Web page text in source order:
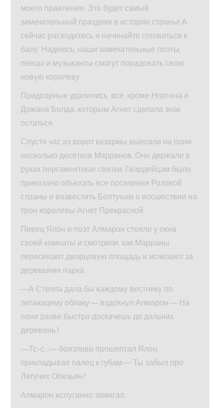
моего правления. Это будет самый
замечательный праздник в истории страны! А
сейчас расходитесь и начинайте готовиться к
балу. Надеюсь, наши замечательные поэты,
певцы и музыканты смогут порадовать свою
новую королеву.
Придворные удалились, все, кроме Норгона и
Дожана Болда, которым Агнет сделала знак
остаться.
Спустя час из ворот казармы выехали на пони
несколько десятков Марранов. Они держали в
руках пергаментные свитки. Гвардейцам было
приказано объехать все поселения Розовой
страны и возвестить Болтунам о восшествии на
трон королевы Агнет Прекрасной.
Певец Ялон и поэт Алмарон стояли у окна
своей комнаты и смотрели, как Марраны
пересекают дворцовую площадь и исчезают за
деревьями парка.
—А Стелла дала бы каждому вестнику по
летающему облаку,— вздохнул Алмарон.— На
пони разве быстро доскачешь до дальних
деревень?
—Тс-с…— боязливо прошептал Ялон,
прикладывая палец к губам.— Ты забыл про
Летучих Обезьян?
Алмарон испуганно замигал.